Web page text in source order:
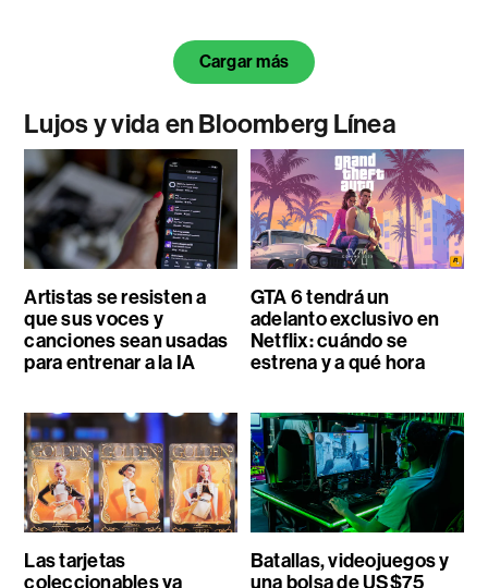
Cargar más
Lujos y vida en Bloomberg Línea
Artistas se resisten a
que sus voces y
canciones sean usadas
para entrenar a la IA
GTA 6 tendrá un
adelanto exclusivo en
Netflix: cuándo se
estrena y a qué hora
Las tarjetas
coleccionables ya
Batallas, videojuegos y
una bolsa de US$75